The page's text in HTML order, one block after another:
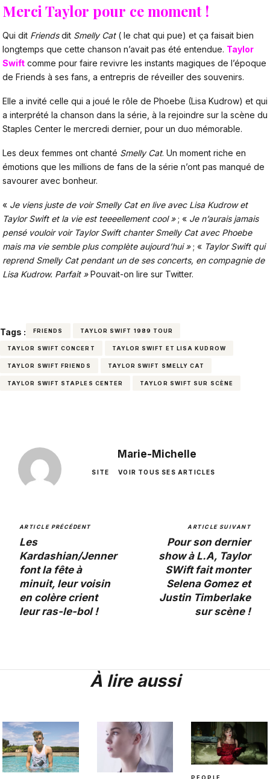
Merci Taylor pour ce moment !
Qui dit Friendsdit Smelly Cat( le chat qui pue) et ça faisait bien
longtemps que cette chanson n’avait pas été entendue. Taylor
Swift comme pour faire revivre les instants magiques de l’époque
de Friends à ses fans, a entrepris de réveiller des souvenirs.
Elle a invité celle qui a joué le rôle de Phoebe (Lisa Kudrow) et qui
a interprété la chanson dans la série, à la rejoindre sur la scène du
Staples Center le mercredi dernier, pour un duo mémorable.
Les deux femmes ont chanté Smelly Cat. Un moment riche en
émotions que les millions de fans de la série n’ont pas manqué de
savourer avec bonheur.
« Je viens juste de voir Smelly Cat en live avec Lisa Kudrow et
Taylor Swift et la vie est teeeellement cool »; « Je n’aurais jamais
pensé vouloir voir Taylor Swift chanter Smelly Cat avec Phoebe
mais ma vie semble plus complète aujourd’hui »; « Taylor Swift qui
reprend Smelly Cat pendant un de ses concerts, en compagnie de
Lisa Kudrow. Parfait »Pouvait-on lire sur Twitter.
Tags : FRIENDS TAYLOR SWIFT 1989 TOUR
TAYLOR SWIFT CONCERT TAYLOR SWIFT ET LISA KUDROW
TAYLOR SWIFT FRIENDS TAYLOR SWIFT SMELLY CAT
TAYLOR SWIFT STAPLES CENTER TAYLOR SWIFT SUR SCÈNE
Marie-Michelle
SITE VOIR TOUS SES ARTICLES
ARTICLE PRÉCÉDENT
Les
Kardashian/Jenner
font la fête à
minuit, leur voisin
en colère crient
leur ras-le-bol !
ARTICLE SUIVANT
Pour son dernier
show à L.A, Taylor
SWift fait monter
Selena Gomez et
Justin Timberlake
sur scène !
À lire aussi
PEOPLE